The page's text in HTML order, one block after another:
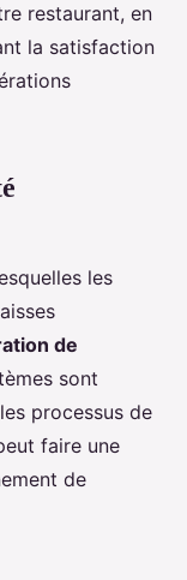
restaurant, en
la satisfaction
les
de
sont
processus de
faire une
de